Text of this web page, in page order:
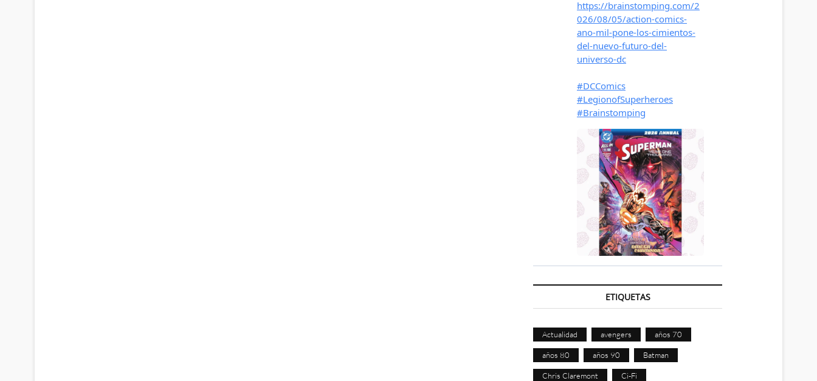
ETIQUETAS
Actualidad avengers años 70
años 80 años 90 Batman
Chris Claremont Ci-Fi